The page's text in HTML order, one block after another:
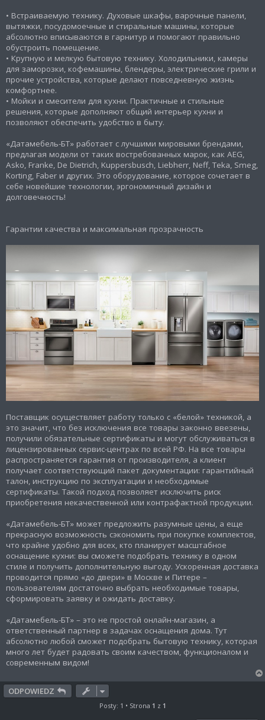
• Встраиваемую технику. Духовые шкафы, варочные панели,
вытяжки, посудомоечные и стиральные машины, которые
абсолютно вписываются в гарнитур и помогают правильно
обустроить помещение.
• Крупную и мелкую бытовую технику. Холодильники, камеры
для заморозки, кофемашины, блендеры, электрические грили и
прочие устройства, которые делают повседневную жизнь
комфортнее.
• Мойки и смесители для кухни. Практичные и стильные
решения, которые дополняют общий интерьер кухни и
позволяют обеспечить удобство в быту.
«Датамебель-БТ» работает с лучшими мировыми брендами,
предлагая модели от таких востребованных марок, как AEG,
Asko, Franke, De Dietrich, Kuppersbusch, Liebherr, Neff, Teka, Smeg,
Korting, Faber и других. Это оборудование, которое сочетает в
себе новейшие технологии, эргономичный дизайн и
долговечность!
Гарантии качества и максимальная прозрачность
Поставщик осуществляет работу только с «белой» техникой, а
это значит, что без исключения все товары законно ввезены,
получили обязательные сертификаты и могут обслуживаться в
лицензированных сервис-центрах по всей РФ. На все товары
распространяется гарантия от производителя, а клиент
получает соответствующий пакет документации: гарантийный
талон, инструкцию по эксплуатации и необходимые
сертификаты. Такой подход позволяет исключить риск
приобретения некачественной или контрафактной продукции.
«Датамебель-БТ» может предложить разумные цены, а еще
прекрасную возможность сэкономить при покупке комплектов,
что крайне удобно для всех, кто планирует масштабное
оснащение кухни: вы сможете подобрать технику в одном
стиле и получить дополнительную выгоду. Ускоренная доставка
проводится прямо «до двери» в Москве и Питере –
пользователям достаточно выбрать необходимые товары,
сформировать заявку и ожидать доставку.
«Датамебель-БТ» – это не простой онлайн-магазин, а
ответственный партнер в задачах оснащения дома. Тут
абсолютно любой сможет подобрать бытовую технику, которая
много лет будет радовать своим качеством, функционалом и
современным видом!
ODPOWIEDZ
Posty: 1 • Strona 1 z 1